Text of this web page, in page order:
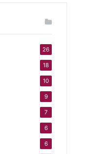
26
18
10
9
7
6
6